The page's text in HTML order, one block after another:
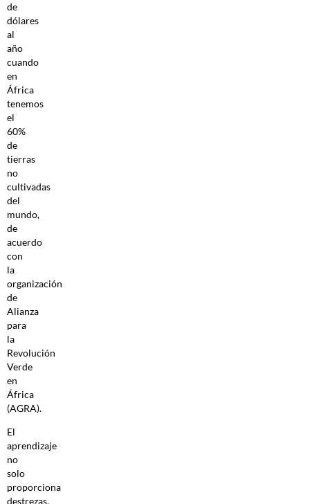
de
dólares
al
año
cuando
en
África
tenemos
el
60%
de
tierras
no
cultivadas
del
mundo,
de
acuerdo
con
la
organización
de
Alianza
para
la
Revolución
Verde
en
África
(AGRA).
El
aprendizaje
no
solo
proporciona
destrezas,